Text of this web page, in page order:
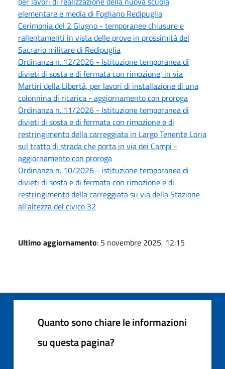
elementare e media di Fogliano Redipuglia
Cerimonia del 2 Giugno - temporanee chiusure e
rallentamenti in vista delle prove in prossimità del
Sacrario militare di Redipuglia
Ordinanza n. 12/2026 - Istituzione temporanea di
divieti di sosta e di fermata con rimozione, in via
Martiri della Libertà, per lavori di installazione di una
colonnina di ricarica - aggiornamento con proroga
Ordinanza n. 11/2026 - Istituzione temporanea di
divieti di sosta e di fermata con rimozione e di
restringimento della carreggiata in Largo Tenente Loria
sul tratto di strada che porta in via dei Campi -
aggiornamento con proroga
Ordinanza n. 10/2026 - istituzione temporanea di
divieti di sosta e di fermata con rimozione e di
restringimento della carreggiata su via della Stazione
all'altezza del civico 32
Ultimo aggiornamento: 5 novembre 2025, 12:15
Quanto sono chiare le informazioni
su questa pagina?